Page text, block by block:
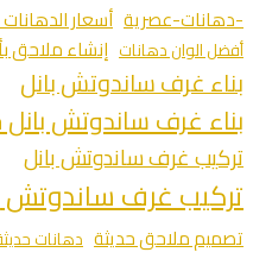
-دهانات-عصرية أسعار
أفضل الوان دهانات إنشاء ملاحق
بناء غرف ساندوتش بانل
بناء غرف ساندوتش
تركيب غرف ساندوتش بانل
تركيب غرف ساندوتش
تصميم ملاحق حديثة دهانات